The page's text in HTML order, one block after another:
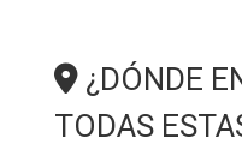
¿DÓNDE
TODAS